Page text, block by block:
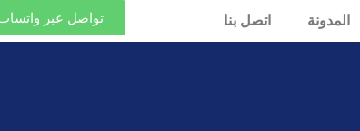
المدونة اتصل بنا تواصل عبر